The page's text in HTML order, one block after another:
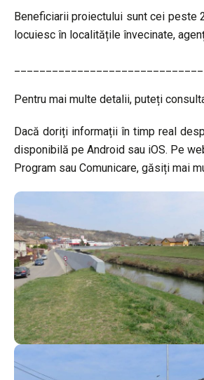
Beneficiarii proiectului sunt cei peste
locuiesc în localitățile învecinate,
Pentru mai multe detalii, puteți
Dacă doriți informații în timp real
disponibilă pe Android sau iOS. Pe
Program sau Comunicare, găsiți mai